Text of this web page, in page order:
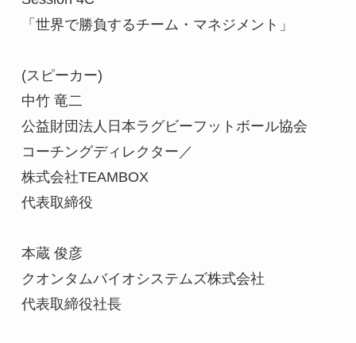
「世界で勝負するチーム・マネジメント」
(スピーカー)
中竹 竜二
公益財団法人日本ラグビーフットボール協会
コーチングディレクター／
株式会社TEAMBOX
代表取締役
本蔵 俊彦
クオンタムバイオシステムズ株式会社
代表取締役社長